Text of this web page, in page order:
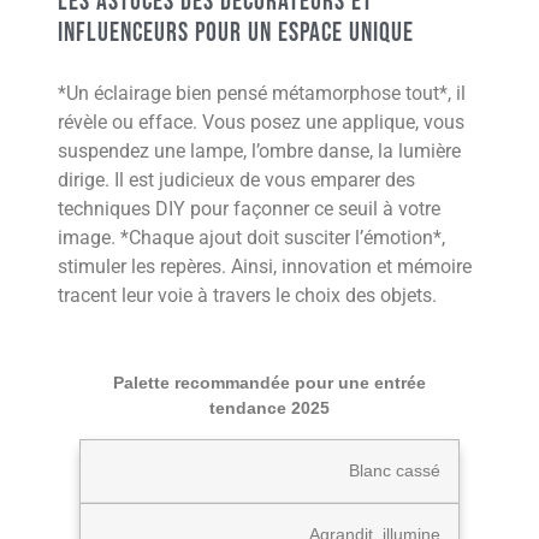
influenceurs pour un espace unique
*Un éclairage bien pensé métamorphose tout*, il
révèle ou efface. Vous posez une applique, vous
suspendez une lampe, l’ombre danse, la lumière
dirige. Il est judicieux de vous emparer des
techniques DIY pour façonner ce seuil à votre
image. *Chaque ajout doit susciter l’émotion*,
stimuler les repères. Ainsi, innovation et mémoire
tracent leur voie à travers le choix des objets.
Palette recommandée pour une entrée
tendance 2025
Blanc cassé
Agrandit, illumine